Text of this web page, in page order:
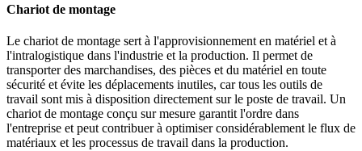
Chariot de montage
Le chariot de montage sert à l'approvisionnement en matériel et à
l'intralogistique dans l'industrie et la production. Il permet de
transporter des marchandises, des pièces et du matériel en toute
sécurité et évite les déplacements inutiles, car tous les outils de
travail sont mis à disposition directement sur le poste de travail. Un
chariot de montage conçu sur mesure garantit l'ordre dans
l'entreprise et peut contribuer à optimiser considérablement le flux de
matériaux et les processus de travail dans la production.